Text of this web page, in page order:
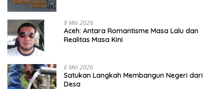
9 Mei 2026
Aceh: Antara Romantisme Masa Lalu dan
Realitas Masa Kini
6 Mei 2026
Satukan Langkah Membangun Negeri dari
Desa